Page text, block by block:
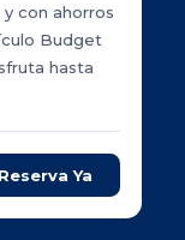
y con ahorros
Budget
hasta
Reserva Ya